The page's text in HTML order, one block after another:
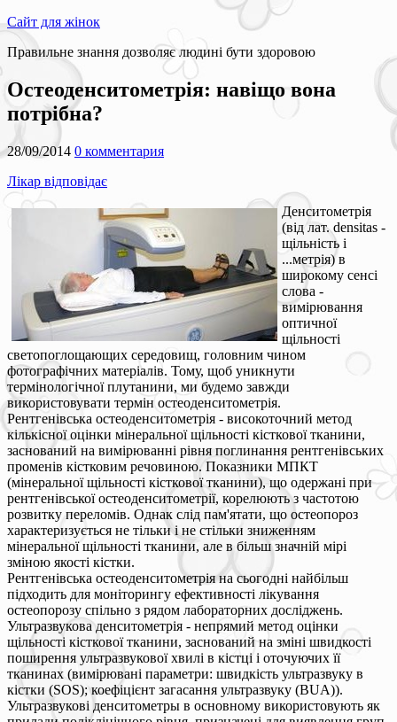
Сайт для жінок
Правильне знання дозволяє людині бути здоровою
Остеоденситометрія: навіщо вона
потрібна?
28/09/2014 0 комментария
Лікар відповідає
Денситометрія
(від лат. densitas -
щільність і
...метрія) в
широкому сенсі
слова -
вимірювання
оптичної
щільності
светопоглощающих середовищ, головним чином
фотографічних матеріалів. Тому, щоб уникнути
термінологічної плутанини, ми будемо завжди
використовувати термін остеоденситометрія.
Рентгенівська остеоденситометрія - високоточний метод
кількісної оцінки мінеральної щільності кісткової тканини,
заснований на вимірюванні рівня поглинання рентгенівських
променів кістковим речовиною. Показники МПКТ
(мінеральної щільності кісткової тканини), що одержані при
рентгенівської остеоденситометрії, корелюють з частотою
розвитку переломів. Однак слід пам'ятати, що остеопороз
характеризується не тільки і не стільки зниженням
мінеральної щільності тканини, але в більш значній мірі
зміною якості кістки.
Рентгенівська остеоденситометрія на сьогодні найбільш
підходить для моніторингу ефективності лікування
остеопорозу спільно з рядом лабораторних досліджень.
Ультразвукова денситометрія - непрямий метод оцінки
щільності кісткової тканини, заснований на зміні швидкості
поширення ультразвукової хвилі в кістці і оточуючих її
тканинах (вимірювані параметри: швидкість ультразвуку в
кістки (SOS); коефіцієнт загасання ультразвуку (BUA)).
Ультразвукові денситометры в основному використовують як